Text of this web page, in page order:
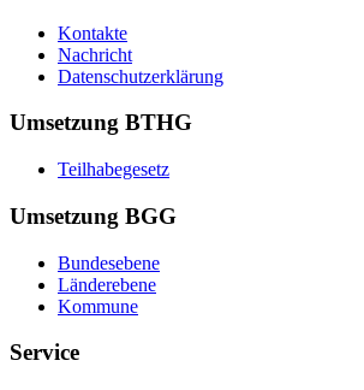
Kontakte
Nachricht
Datenschutzerklärung
Umsetzung BTHG
Teilhabegesetz
Umsetzung BGG
Bundesebene
Länderebene
Kommune
Service